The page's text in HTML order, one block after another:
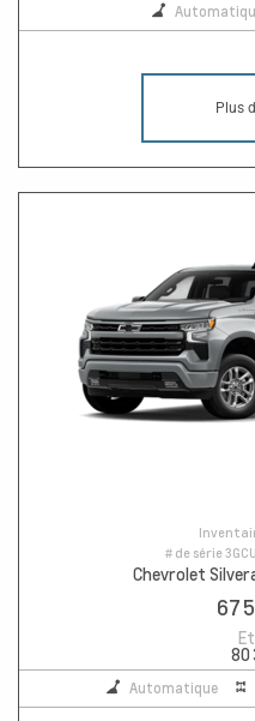
Plus
# de série
Chevrolet
67
80
Automatique